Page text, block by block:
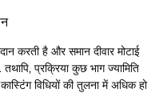
करती है और समान दीवार मोटाई
प्रक्रिया कुछ भाग ज्यामिति
विधियों की तुलना में अधिक हो